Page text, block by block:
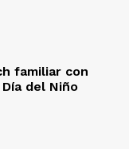
familiar con
del Niño